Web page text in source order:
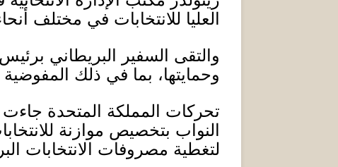
العليا للانتخابات في مختلف
والتقى السفير البريطاني
وحمايتها، بما في ذلك المفوضية
تحركات المملكة المتحدة جاءت
النواب بتخصيص موازنة
لتغطية مصروفات الانتخابات